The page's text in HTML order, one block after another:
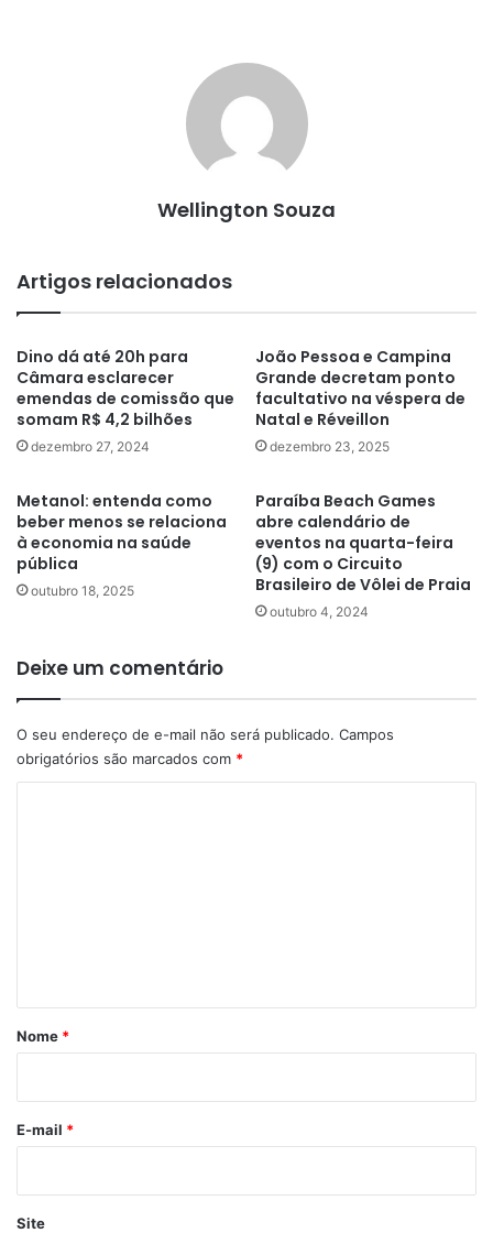
Wellington Souza
Artigos relacionados
Dino dá até 20h para
Câmara esclarecer
emendas de comissão que
somam R$ 4,2 bilhões
dezembro 27, 2024
João Pessoa e Campina
Grande decretam ponto
facultativo na véspera de
Natal e Réveillon
dezembro 23, 2025
Metanol: entenda como
beber menos se relaciona
à economia na saúde
pública
outubro 18, 2025
Paraíba Beach Games
abre calendário de
eventos na quarta-feira
(9) com o Circuito
Brasileiro de Vôlei de Praia
outubro 4, 2024
Deixe um comentário
O seu endereço de e-mail não será publicado. Campos
obrigatórios são marcados com *
r
*
Nome *
E-mail *
Site